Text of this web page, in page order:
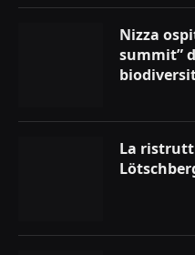
Nizza
summit”
La